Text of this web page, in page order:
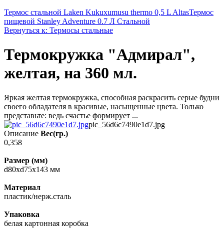
Термос стальной Laken Kukuxumusu thermo 0,5 L AltasТермос
пищевой Stanley Adventure 0.7 Л Стальной
Вернуться к: Термосы стальные
Термокружка "Адмирал",
желтая, на 360 мл.
Яркая желтая термокружка, способная раскрасить серые будни
своего обладателя в красивые, насыщенные цвета. Только
представьте: ведь счастье формирует ...
pic_56d6c7490e1d7.jpg
Описание Вес(гр.)
0,358
Размер (мм)
d80xd75x143 мм
Материал
пластик/нерж.сталь
Упаковка
белая картонная коробка